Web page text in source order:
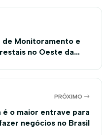
de Monitoramento e
no Oeste da
PRÓXIMO
o maior entrave para
fazer negócios no Brasil